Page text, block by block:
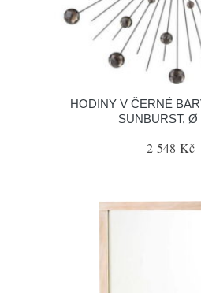
HODINY V ČERNÉ
SUNBURST, Ø
2 548 Kč